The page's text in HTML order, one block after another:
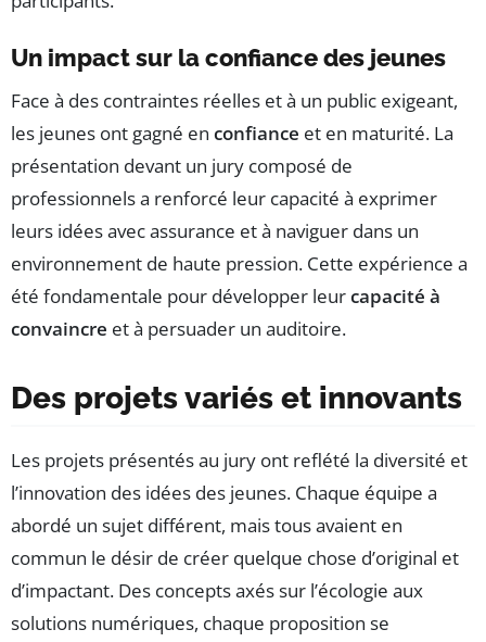
Un impact sur la confiance des jeunes
Face à des contraintes réelles et à un public exigeant,
les jeunes ont gagné en confiance et en maturité. La
présentation devant un jury composé de
professionnels a renforcé leur capacité à exprimer
leurs idées avec assurance et à naviguer dans un
environnement de haute pression. Cette expérience a
été fondamentale pour développer leurcapacité à
convaincre et à persuader un auditoire.
Des projets variés et innovants
Les projets présentés au jury ont reflété la diversité et
l’innovation des idées des jeunes. Chaque équipe a
abordé un sujet différent, mais tous avaient en
commun le désir de créer quelque chose d’original et
d’impactant. Des concepts axés sur l’écologie aux
solutions numériques, chaque proposition se